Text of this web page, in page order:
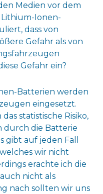
Medien vor dem
Ionen-
dass von
Gefahr als von
Gefahr ein?
Batterien werden
eingesetzt.
statistische Risiko,
durch die Batterie
gibt auf jeden Fall
wir nicht
erachte ich die
nicht als
nach sollten wir uns